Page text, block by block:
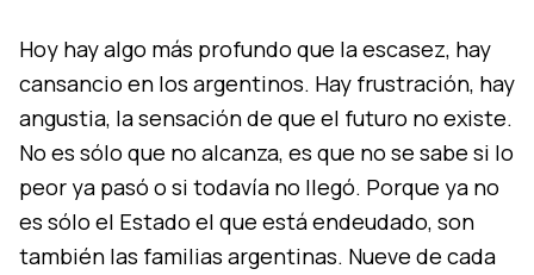
Hoy hay algo más profundo que la escasez, hay
cansancio en los argentinos. Hay frustración, hay
angustia, la sensación de que el futuro no existe.
No es sólo que no alcanza, es que no se sabe si lo
peor ya pasó o si todavía no llegó. Porque ya no
es sólo el Estado el que está endeudado, son
también las familias argentinas. Nueve de cada